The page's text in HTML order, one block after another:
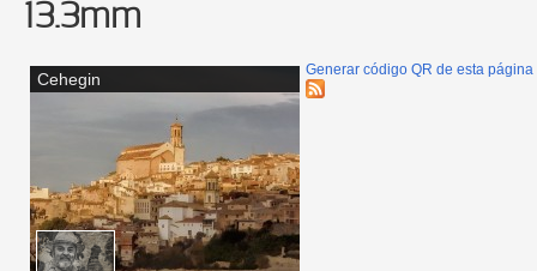
13.3mm
Cehegin Generar código QR de esta página